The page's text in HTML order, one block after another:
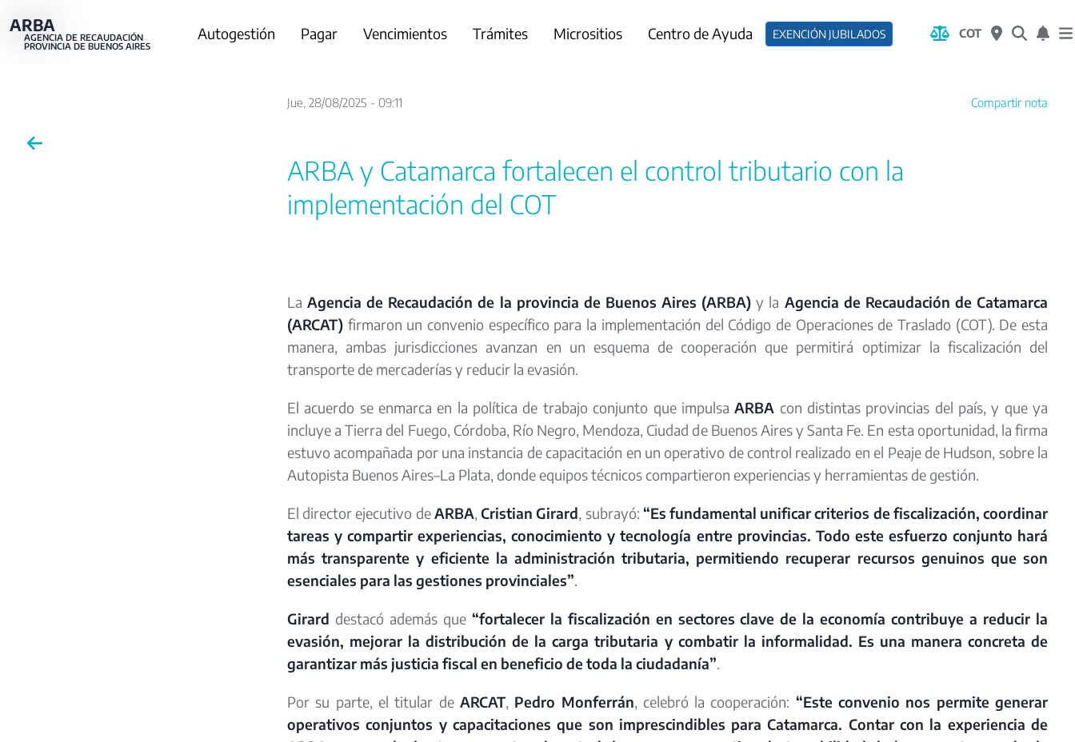
al
ARBA
AGENCIA DE RECAUDACIÓN
PROVINCIA DE BUENOS AIRES
Main
Autogestión Pagar Vencimientos Trámites Micrositios Centro de Ayuda EXENCIÓN JUBILADOS COT
Jue, 28/08/2025 - 09:11 Compartir nota
ARBA y Catamarca fortalecen el control tributario con la
implementación del COT
LaAgencia de Recaudación de la provincia de Buenos Aires (ARBA) y la Agencia de Recaudación de Catamarca
(ARCAT) firmaron un convenio específico para la implementación del Código de Operaciones de Traslado (COT). De esta
manera, ambas jurisdicciones avanzan en un esquema de cooperación que permitirá optimizar la fiscalización del
transporte de mercaderías y reducir la evasión.
El acuerdo se enmarca en la política de trabajo conjunto que impulsaARBA con distintas provincias del país, y que ya
incluye a Tierra del Fuego, Córdoba, Río Negro, Mendoza, Ciudad de Buenos Aires y Santa Fe. En esta oportunidad, la firma
estuvo acompañada por una instancia de capacitación en un operativo de control realizado en el Peaje de Hudson, sobre la
Autopista Buenos Aires–La Plata, donde equipos técnicos compartieron experiencias y herramientas de gestión.
El director ejecutivo deARBA,Cristian Girard, subrayó: “Es fundamental unificar criterios de fiscalización, coordinar
tareas y compartir experiencias, conocimiento y tecnología entre provincias. Todo este esfuerzo conjunto hará
más transparente y eficiente la administración tributaria, permitiendo recuperar recursos genuinos que son
esenciales para las gestiones provinciales”.
Girard destacó además que “fortalecer la fiscalización en sectores clave de la economía contribuye a reducir la
evasión, mejorar la distribución de la carga tributaria y combatir la informalidad. Es una manera concreta de
garantizar más justicia fiscal en beneficio de toda la ciudadanía”.
Por su parte, el titular de ARCAT, Pedro Monferrán, celebró la cooperación: “Este convenio nos permite generar
operativos conjuntos y capacitaciones que son imprescindibles para Catamarca. Contar con la experiencia de